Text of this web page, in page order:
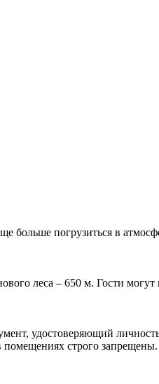
больше погрузиться в
леса – 650 м. Гости могут
удостоверяющий
строго запрещены.